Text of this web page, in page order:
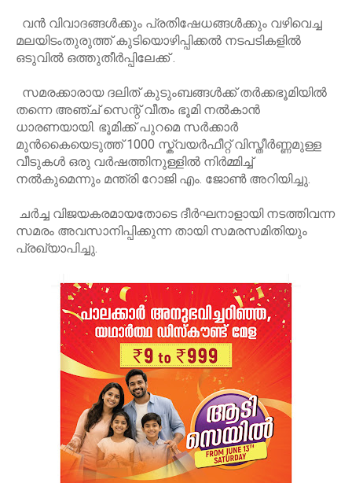
വൻ വിവാദങ്ങൾക്കും പ്രതിഷേധങ്ങൾക്കും വഴിവെച്ച
മലയിടംതുരുത്ത് കുടിയൊഴിപ്പിക്കൽ നടപടികളിൽ
ഒടുവിൽ ഒത്തുതീർപ്പിലേക്ക് .
സമരക്കാരായ ദലിത് കുടുംബങ്ങൾക്ക് തർക്കഭൂമിയിൽ
തന്നെ അഞ്ച് സെന്റ് വീതം ഭൂമി നൽകാൻ
ധാരണയായി. ഭൂമിക്ക് പുറമെ സർക്കാർ
മുൻകൈയെടുത്ത് 1000 സ്ക്വയർഫീറ്റ് വിസ്തീർണ്ണമുള്ള
വീടുകൾ ഒരു വർഷത്തിനുള്ളിൽ നിർമ്മിച്ച്
നൽകുമെന്നും മന്ത്രി റോജി എം. ജോൺ അറിയിച്ചു.
ചർച്ച വിജയകരമായതോടെ ദീർഘനാളായി നടത്തിവന്ന
സമരം അവസാനിപ്പിക്കുന്ന തായി സമരസമിതിയും
പ്രഖ്യാപിച്ചു.